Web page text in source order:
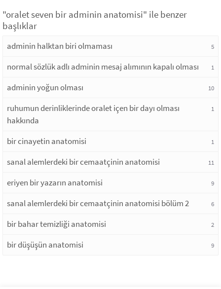
"oralet seven bir adminin anatomisi" ile benzer
başlıklar
adminin halktan biri olmaması 5
normal sözlük adlı adminin mesaj alımının kapalı olması 1
adminin yoğun olması 10
ruhumun derinliklerinde oralet içen bir dayı olması
hakkında
1
bir cinayetin anatomisi 1
sanal alemlerdeki bir cemaatçinin anatomisi 11
eriyen bir yazarın anatomisi 9
sanal alemlerdeki bir cemaatçinin anatomisi bölüm 2 6
bir bahar temizliği anatomisi 2
bir düşüşün anatomisi 9